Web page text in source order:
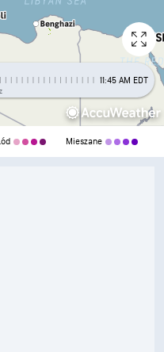
11:45 AM EDT
Mieszane